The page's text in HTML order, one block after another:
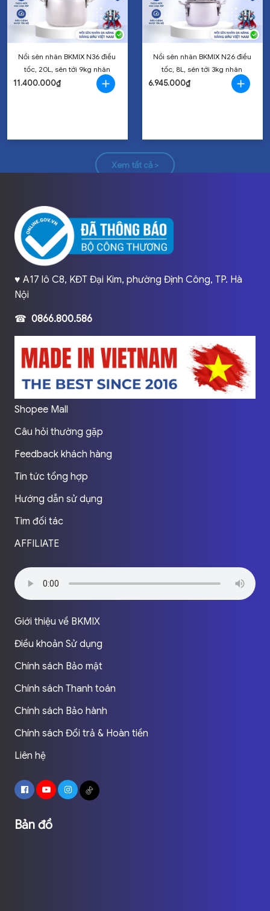
Nồi sên nhân BKMIX N36 điều
tốc, 20L, sên tới 9kg nhân
11.400.000₫
Nồi sên nhân BKMIX N26 điều
tốc, 8L, sên tới 3kg nhân
6.945.000₫
Xem tất cả >
♥️ A17 lô C8, KĐT Đại Kim, phường Định Công, TP. Hà
Nội
☎ 0866.800.586
Shopee Mall
Câu hỏi thường gặp
Feedback khách hàng
Tin tức tổng hợp
Hướng dẫn sử dụng
Tìm đối tác
AFFILIATE
Giới thiệu về BKMIX
Điều khoản Sử dụng
Chính sách Bảo mật
Chính sách Thanh toán
Chính sách Bảo hành
Chính sách Đổi trả & Hoàn tiền
Liên hệ
Bản đồ